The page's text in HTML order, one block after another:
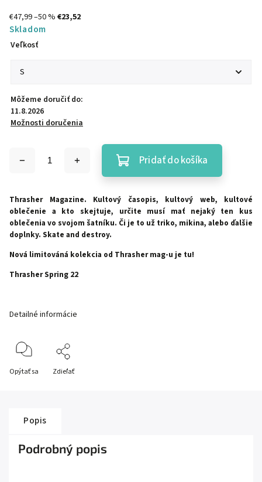
€47,99–50 % €23,52
Skladom
Veľkosť
Môžeme doručiť do:
11.8.2026
Možnosti doručenia
Pridať do košíka
Thrasher Magazine. Kultový časopis, kultový web, kultové
oblečenie a kto skejtuje, určite musí mať nejaký ten kus
oblečenia vo svojom šatníku. Či je to už triko, mikina, alebo ďalšie
doplnky. Skate and destroy.
Nová limitováná kolekcia od Thrasher mag-u je tu!
Thrasher Spring 22
Detailné informácie
Opýtať sa Zdieľať
Popis
Podrobný popis